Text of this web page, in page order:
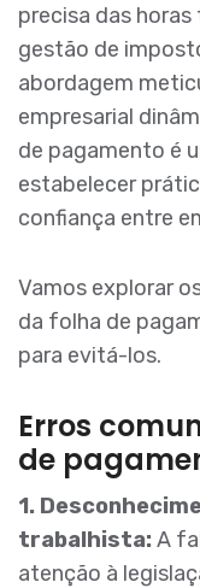
precisa das
gestão de
abordagem
empresarial
de pagamento é
estabelecer
confiança entre
Vamos explorar
da folha de
para evitá-los.
Erros
de
1.
trabalhista:A
atenção à